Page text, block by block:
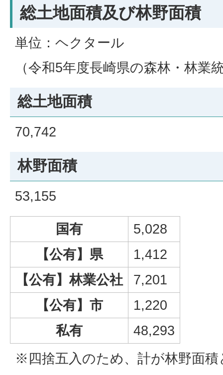
総土地面積及び林野面積
単位：ヘクタール
（令和5年度長崎県の森林・林業
総土地面積
70,742
林野面積
53,155
国有
5,028
【公有】県
1,412
【公有】林業公社
7,201
【公有】市
1,220
私有
48,293
※四捨五入のため、計が林野面